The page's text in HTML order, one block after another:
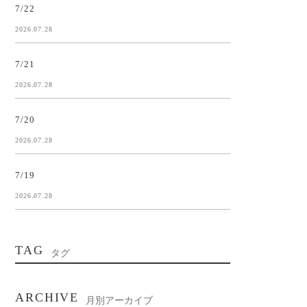
7/22
2026.07.28
7/21
2026.07.28
7/20
2026.07.28
7/19
2026.07.28
TAG タグ
ARCHIVE 月別アーカイブ